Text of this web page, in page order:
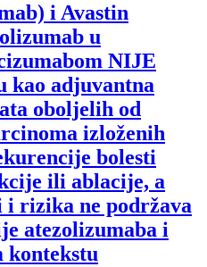
i Avastin
u
NIJE
kao adjuvantna
oboljelih od
izloženih
bolesti
ili ablacije, a
rizika ne podržava
atezolizumaba i
kontekstu